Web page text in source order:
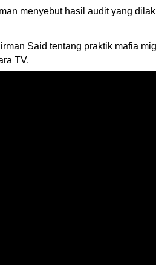
menyebut hasil audit yang
Said tentang praktik mafia
TV.